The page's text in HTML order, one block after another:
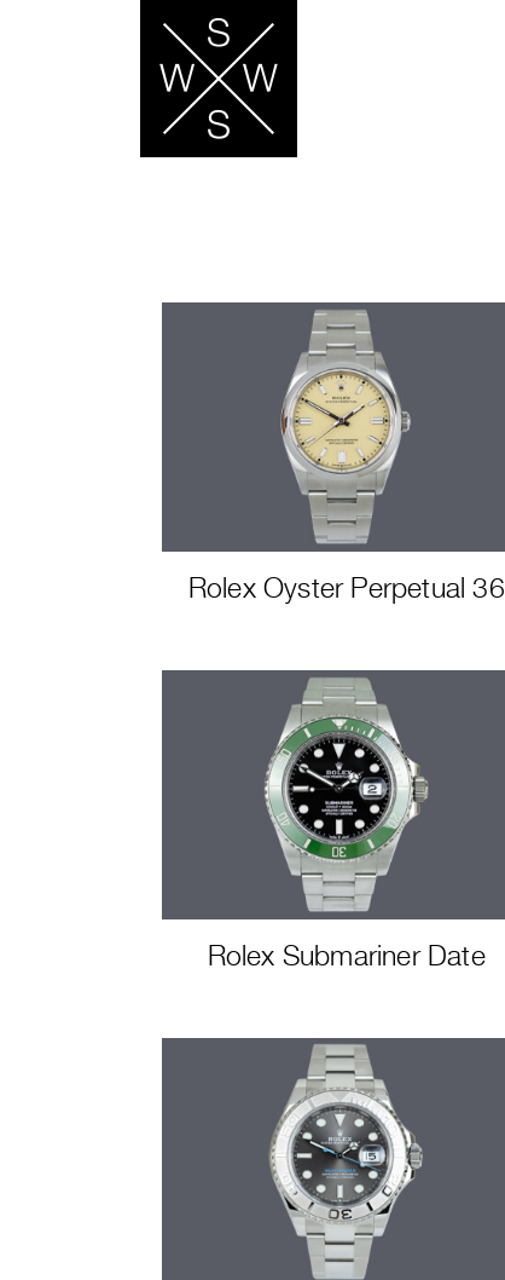
Rolex Oyster Perpetual 36
Rolex Submariner Date